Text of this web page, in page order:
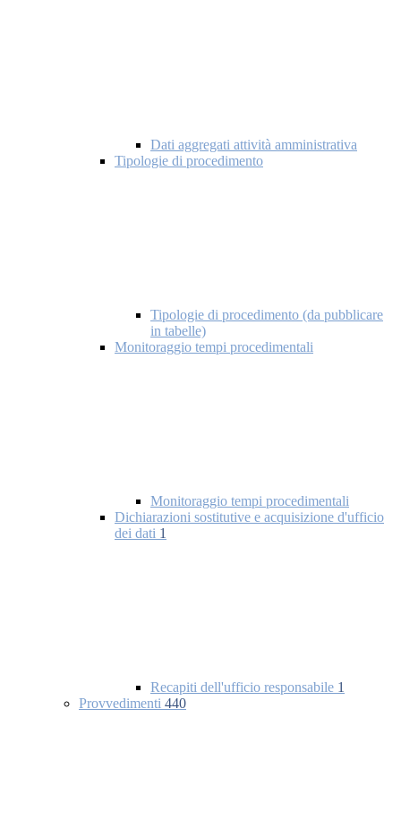
Dati aggregati attività amministrativa
Tipologie di procedimento
Tipologie di procedimento (da pubblicare
in tabelle)
Monitoraggio tempi procedimentali
Monitoraggio tempi procedimentali
Dichiarazioni sostitutive e acquisizione d'ufficio
dei dati 1
Recapiti dell'ufficio responsabile 1
Provvedimenti 440